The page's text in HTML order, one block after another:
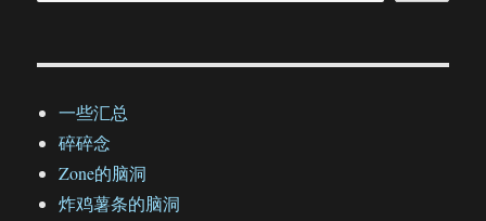
一些汇总
碎碎念
Zone的脑洞
炸鸡薯条的脑洞